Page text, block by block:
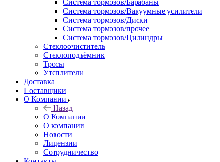
Система тормозов/Барабаны
Система тормозов/Вакуумные усилители
Система тормозов/Диски
Система тормозов/прочее
Система тормозов/Цилиндры
Стеклоочиститель
Стеклоподъёмник
Тросы
Утеплители
Доставка
Поставщики
О Компании
Назад
О Компании
О компании
Новости
Лицензии
Сотрудничество